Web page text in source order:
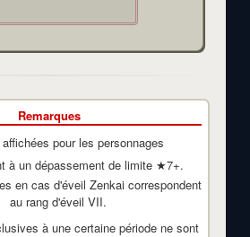
Remarques
pour les personnages
à un dépassement de limite ★7+.
en cas d'éveil Zenkai correspondent
au rang d'éveil VII.
à une certaine période ne sont